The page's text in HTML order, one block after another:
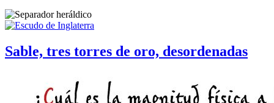
Sable, tres torres de oro, desordenadas